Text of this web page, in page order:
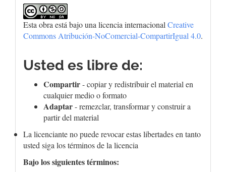
Esta obra está bajo una licencia internacionalCreative
Commons Atribución-NoComercial-CompartirIgual 4.0.
Usted es libre de:
Compartir- copiar y redistribuir el material en
cualquier medio o formato
Adaptar- remezclar, transformar y construir a
partir del material
La licenciante no puede revocar estas libertades en tanto
usted siga los términos de la licencia
Bajo los siguientes términos: